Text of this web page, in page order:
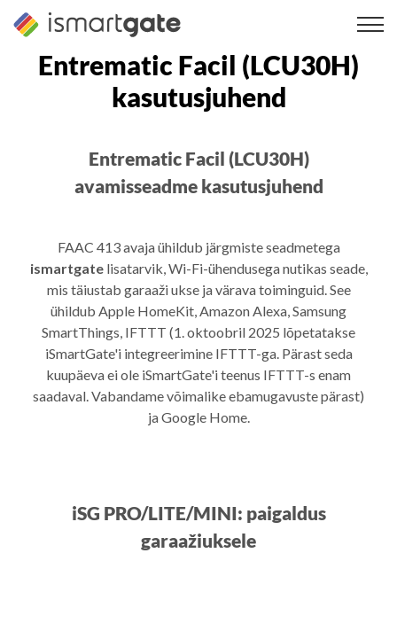
Skip
contentEntrematic Facil (LCU30H)
kasutusjuhend
Entrematic Facil (LCU30H)
avamisseadme kasutusjuhend
FAAC 413 avaja ühildub järgmiste seadmetega
ismartgatelisatarvik, Wi-Fi-ühendusega nutikas seade,
mis täiustab garaaži ukse ja värava toiminguid. See
ühildub Apple HomeKit, Amazon Alexa, Samsung
SmartThings, IFTTT (1. oktoobril 2025 lõpetatakse
iSmartGate'i integreerimine IFTTT-ga. Pärast seda
kuupäeva ei ole iSmartGate'i teenus IFTTT-s enam
saadaval. Vabandame võimalike ebamugavuste pärast)
ja Google Home.
iSG PRO/LITE/MINI: paigaldus
garaažiuksele